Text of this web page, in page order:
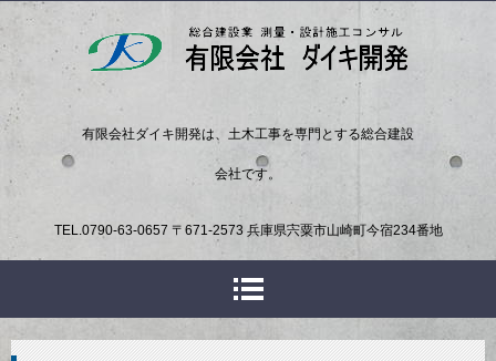
有限会社ダイキ開発は、土木工事を専門とする総合建設
会社です。
TEL. 0790-63-0657 〒671-2573 兵庫県宍粟市山崎町今宿234番地